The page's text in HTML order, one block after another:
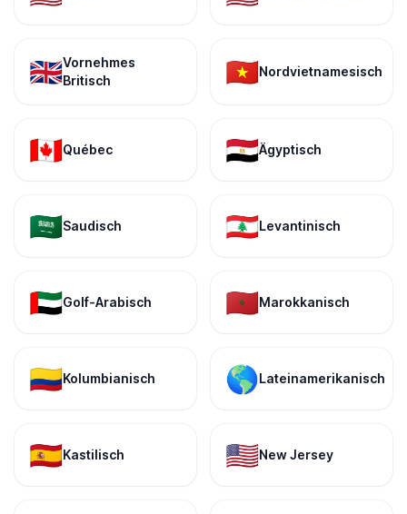
🇬🇧Vornehmes
Britisch
🇻🇳Nordvietnamesisch
🇨🇦Québec 🇪🇬Ägyptisch
🇸🇦Saudisch 🇱🇧Levantinisch
🇦🇪Golf-Arabisch 🇲🇦Marokkanisch
🇨🇴Kolumbianisch 🌎Lateinamerikanisch
🇪🇸Kastilisch 🇺🇸New Jersey